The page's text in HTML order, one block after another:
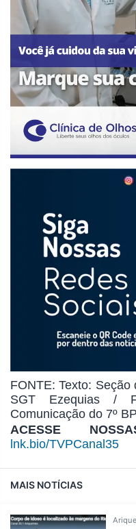
FONTE: Texto: Seção
SGT Ezequias /
Comunicação do 7º
ACESSE
lnk.bio/TVPCanal35
MAIS NOTÍCIAS